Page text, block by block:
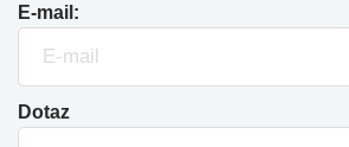
E-mail:
Dotaz